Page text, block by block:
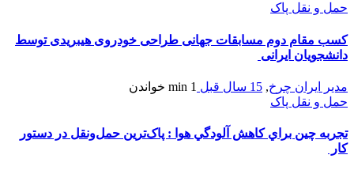
حمل و نقل پاک
کسب مقام دوم مسابقات جهانی طراحی خودروی هیبریدی توسط
دانشجویان ایرانی
مدیر ایران چرخ, 15 سال قبل 1 min
خواندن
حمل و نقل پاک
تجربه چين براي كاهش آلودگي هوا : پاک‌ترین حمل‌و‌نقل در دستور
کار